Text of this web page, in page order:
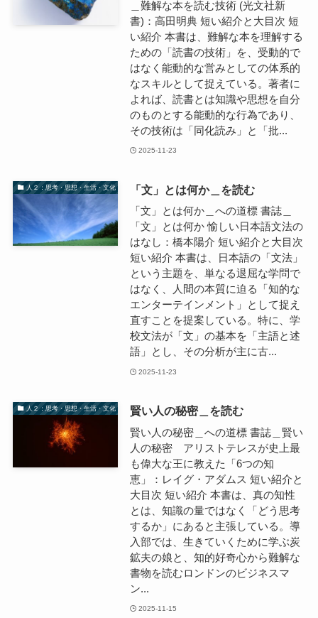
＿難解な本を読む技術 (光文社新
書)：高田明典 短い紹介と大目次 短
い紹介 本書は、難解な本を理解する
ための「読書の技術」を、受動的で
はなく能動的な営みとしての体系的
なスキルとして捉えている。著者に
よれば、読書とは知識や思想を自分
のものとする能動的な行為であり、
その技術は「同化読み」と「批...
2025-11-23
人２：思考・思想・生活・文化 「文」とは何か＿を読む
「文」とは何か＿への道標 書誌＿
「文」とは何か 愉しい日本語文法の
はなし：橋本陽介 短い紹介と大目次
短い紹介 本書は、日本語の「文法」
という主題を、単なる退屈な学問で
はなく、人間の本質に迫る「知的な
エンターテインメント」として捉え
直すことを提案している。特に、学
校文法が「文」の基本を「主語と述
語」とし、その分析が主に古...
2025-11-23
人２：思考・思想・生活・文化 賢い人の秘密＿を読む
賢い人の秘密＿への道標 書誌＿賢い
人の秘密 アリストテレスが史上最
も偉大な王に教えた「6つの知
恵」：レイグ・アダムス 短い紹介と
大目次 短い紹介 本書は、真の知性
とは、知識の量ではなく「どう思考
するか」にあると主張している。導
入部では、生きていくために学ぶ炭
鉱夫の娘と、知的好奇心から難解な
書物を読むロンドンのビジネスマ
ン...
2025-11-15